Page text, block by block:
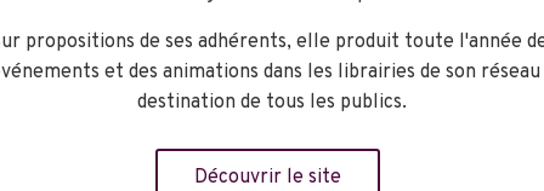
propositions de ses adhérents, elle produit toute l'année
et des animations dans les librairies de son réseau
destination de tous les publics.
Découvrir le site